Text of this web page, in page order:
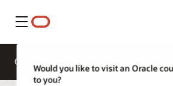
Menu
Would you like to visit an Oracle
to you?
Omówienie